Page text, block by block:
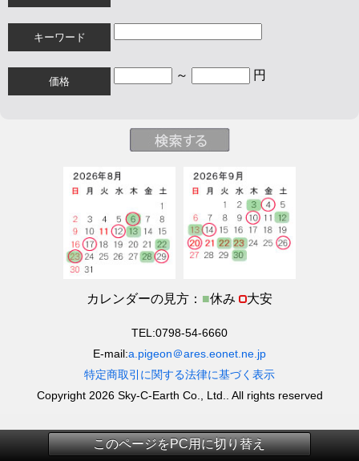
キーワード
価格 ～ 円
カレンダーの見方： ■休み 大安
TEL:0798-54-6660
E-mail:a.pigeon＠ares.eonet.ne.jp
特定商取引に関する法律に基づく表示
Copyright 2026 Sky-C-Earth Co., Ltd.. All rights reserved
このページをPC用に切り替え